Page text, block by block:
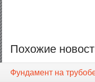
Похожие
Фундамент на